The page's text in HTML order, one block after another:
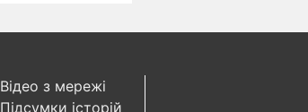
Відео з мережі
Підсумки історій